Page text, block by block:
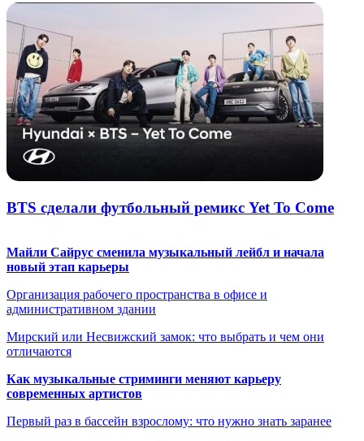
BTS сделали футбольный ремикс Yet To Come
Майли Сайрус сменила музыкальный лейбл и начала
новый этап карьеры
Организация рабочего пространства в офисе и
административном здании
Мирский или Несвижский замок: что выбрать и чем они
отличаются
Как музыкальные стриминги меняют карьеру
современных артистов
Первый раз в бассейн взрослому: что нужно знать заранее